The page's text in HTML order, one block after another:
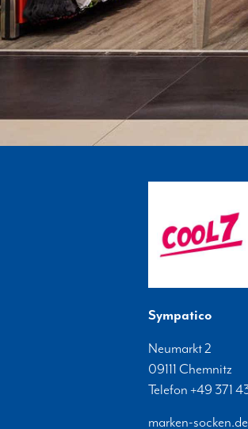
Sympatico
Neumarkt 2
09111 Chemnitz
Telefon +49 371
marken-socken.de